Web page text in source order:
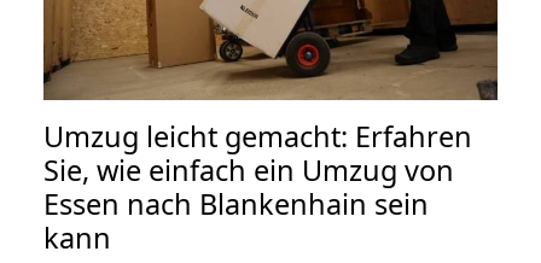
Umzug leicht gemacht: Erfahren
Sie, wie einfach ein Umzug von
Essen nach Blankenhain sein
kann